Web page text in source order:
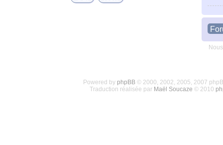
Powered by phpBB© 2000, 2002, 2005, 2007
Traduction réalisée par Maël Soucaze © 2010